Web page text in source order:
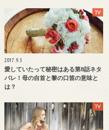
TV
2017.9.3
愛していたって秘密はある第8話ネタ
バレ！母の自首と黎の口笛の意味と
は？
TV